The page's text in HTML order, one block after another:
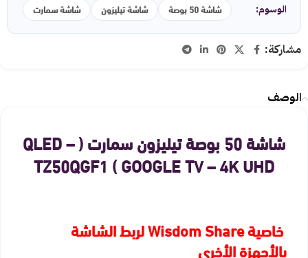
الوسوم: شاشة 50 بوصة شاشة تيليزون شاشة سمارت
مشاركة:
الوصف
شاشة 50 بوصة تيليزون سمارت ( QLED –
GOOGLE TV – 4K UHD ) TZ50QGF1
خاصية Wisdom Share لربط الشاشة
بالأجهزة الأخرى